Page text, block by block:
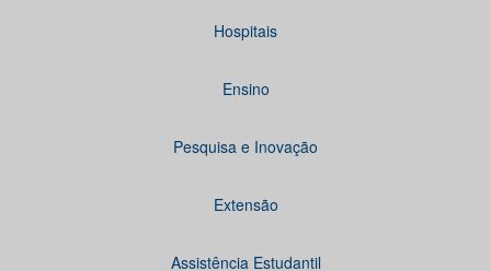
Hospitais
Ensino
Pesquisa e Inovação
Extensão
Assistência Estudantil